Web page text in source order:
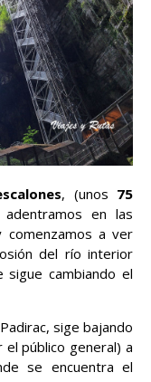
, (unos 75
en las
a ver
del río interior
sigue cambiando el
sige bajando
público general) a
se encuentra el